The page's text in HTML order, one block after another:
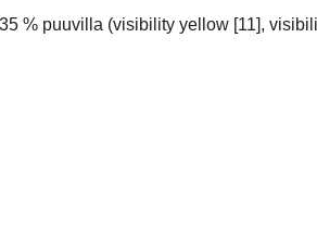
% puuvilla (visibility yellow [11],